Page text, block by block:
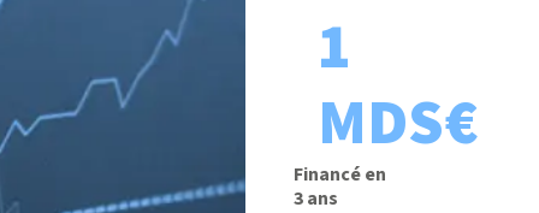
1
MDS€
Financé en
3 ans